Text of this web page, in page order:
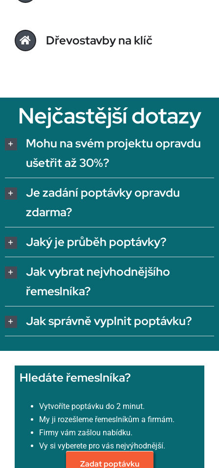
Dřevostavby na klíč
Nejčastější dotazy
Mohu na svém projektu opravdu
ušetřit až 30%?
Je zadání poptávky opravdu
zdarma?
Jaký je průběh poptávky?
Jak vybrat nejvhodnějšího
řemeslníka?
Jak správně vyplnit poptávku?
Hledáte řemeslníka?
Vytvoříte poptávku do 2 minut.
My ji rozešleme řemeslníkům a firmám.
Firmy vám zašlou nabídku.
Vy si vyberete pro vás nejvýhodnější.
Zadat poptávku